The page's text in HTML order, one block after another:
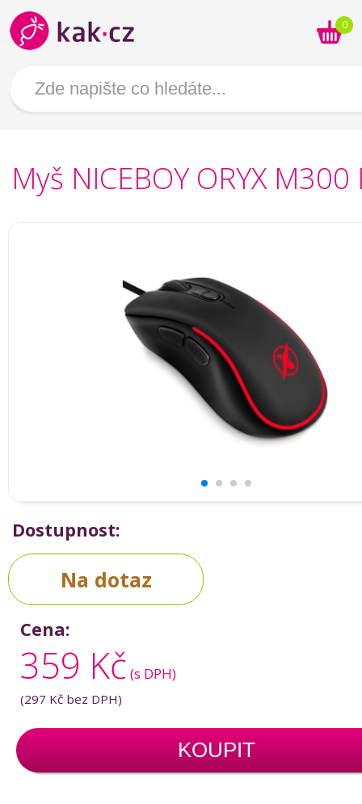
0
Myš NICEBOY ORYX
Dostupnost:
Na dotaz
Cena:
359 Kč (s DPH)
(297 Kč bez DPH)
KOUPIT